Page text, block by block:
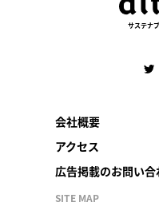
サステナ
会社概要
アクセス
広告掲載のお問い合
SITE MAP